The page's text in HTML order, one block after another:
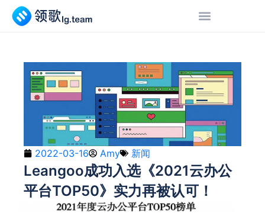
2022-03-16 Amy 新闻
Leangoo成功入选《2021云办公
平台TOP50》实力再被认可！